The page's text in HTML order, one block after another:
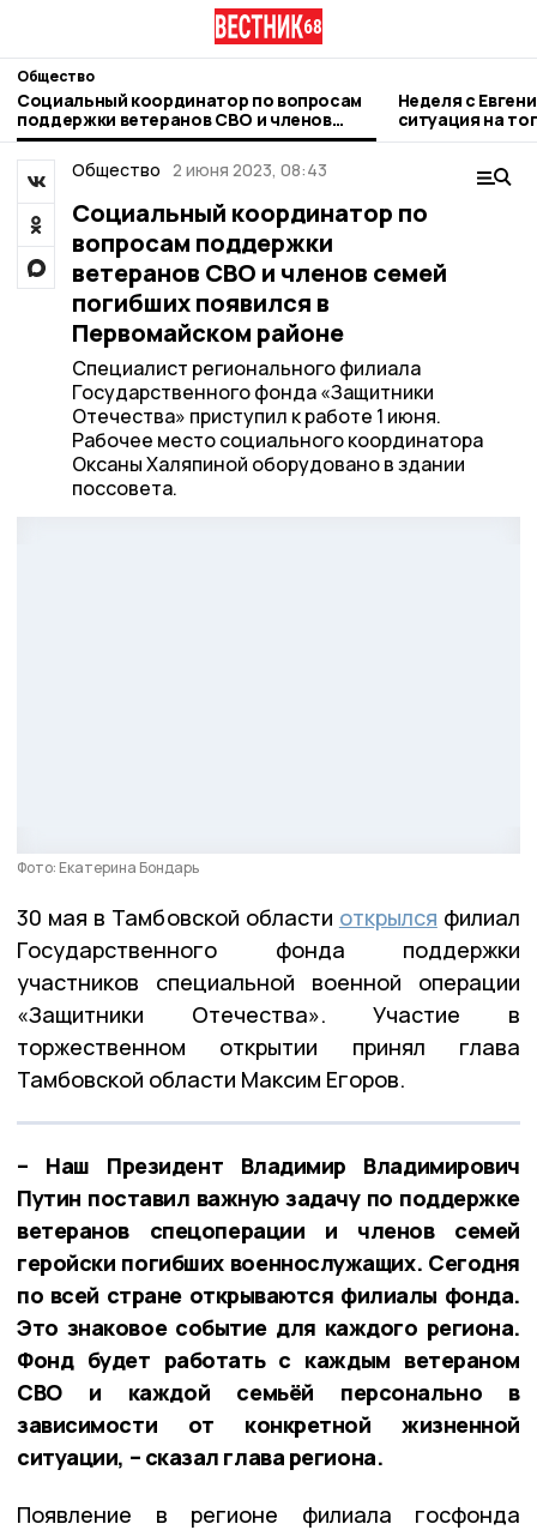
Общество
Социальный координатор по вопросам
поддержки ветеранов СВО и членов
семей погибших появился в
Первомайском районе
Неделя с
ситуация на
городе и
Общество 2 июня 2023, 08:43
Социальный координатор по
вопросам поддержки
ветеранов СВО и членов семей
погибших появился в
Первомайском районе
Специалист регионального филиала
Государственного фонда «Защитники
Отечества» приступил к работе 1 июня.
Рабочее место социального координатора
Оксаны Халяпиной оборудовано в здании
поссовета.
Фото: Екатерина Бондарь
30 мая в Тамбовской области открылся филиал
Государственного фонда поддержки
участников специальной военной операции
«Защитники Отечества». Участие в
торжественном открытии принял глава
Тамбовской области Максим Егоров.
– Наш Президент Владимир Владимирович
Путин поставил важную задачу по поддержке
ветеранов спецоперации и членов семей
геройски погибших военнослужащих. Сегодня
по всей стране открываются филиалы фонда.
Это знаковое событие для каждого региона.
Фонд будет работать с каждым ветераном
СВО и каждой семьёй персонально в
зависимости от конкретной жизненной
ситуации, – сказал глава региона.
Появление в регионе филиала госфонда